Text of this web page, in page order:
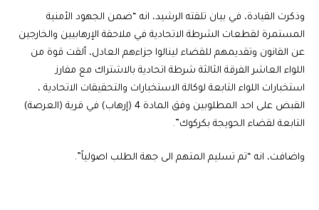
وذكرت القيادة، في بيان تلقته الرشيد، انه “ضمن الجهود الأمنية
المستمرة لقطعات الشرطة الاتحادية في ملاحقة الإرهابيين والخارجين
عن القانون وتقديمهم للقضاء لينالوا جزاءهم العادل، ألقت قوة من
اللواء العاشر الفرقة الثالثة شرطة اتحادية بالاشتراك مع مفارز
استخبارات اللواء التابعة لوكالة الاستخبارات والتحقيقات الاتحادية ،
القبض على احد المطلوبين وفق المادة 4 (إرهاب) في قرية (العرصة)
التابعة لقضاء الحويجة بكركوك”.
واضافت، انه “تم تسليم المتهم الى جهة الطلب اصولياً”.